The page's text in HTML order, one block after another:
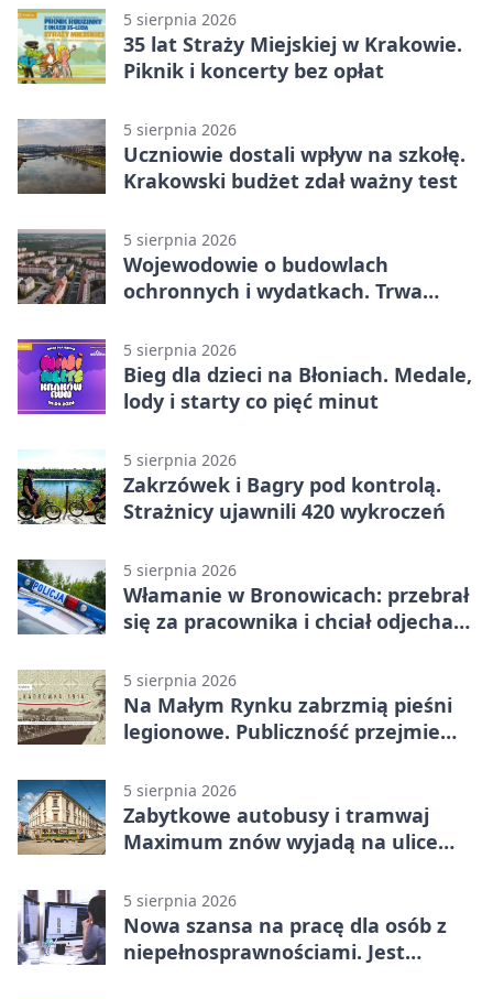
5 sierpnia 2026
35 lat Straży Miejskiej w Krakowie.
Piknik i koncerty bez opłat
5 sierpnia 2026
Uczniowie dostali wpływ na szkołę.
Krakowski budżet zdał ważny test
5 sierpnia 2026
Wojewodowie o budowlach
ochronnych i wydatkach. Trwa
5 sierpnia 2026
Bieg dla dzieci na Błoniach. Medale,
lody i starty co pięć minut
5 sierpnia 2026
Zakrzówek i Bagry pod kontrolą.
Strażnicy ujawnili 420 wykroczeń
5 sierpnia 2026
Włamanie w Bronowicach: przebrał
się za pracownika i chciał odjechać
5 sierpnia 2026
Na Małym Rynku zabrzmią pieśni
legionowe. Publiczność przejmie
5 sierpnia 2026
Zabytkowe autobusy i tramwaj
Maximum znów wyjadą na ulice
5 sierpnia 2026
Nowa szansa na pracę dla osób z
niepełnosprawnościami. Jest